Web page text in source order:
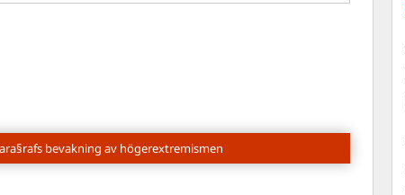
bevakning av högerextremismen